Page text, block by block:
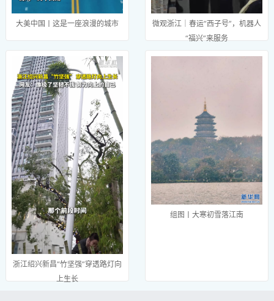
大美中国丨这是一座浪漫的城市
微观浙江｜春运“西子号”，机器人
“福兴”来服务
浙江绍兴新昌“竹坚强”穿透路灯向
上生长
组图丨大寒初雪落江南